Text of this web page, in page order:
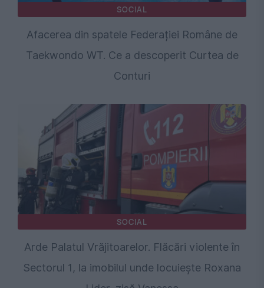
SOCIAL
Afacerea din spatele Federației Române de
Taekwondo WT. Ce a descoperit Curtea de
Conturi
SOCIAL
Arde Palatul Vrăjitoarelor. Flăcări violente în
Sectorul 1, la imobilul unde locuiește Roxana